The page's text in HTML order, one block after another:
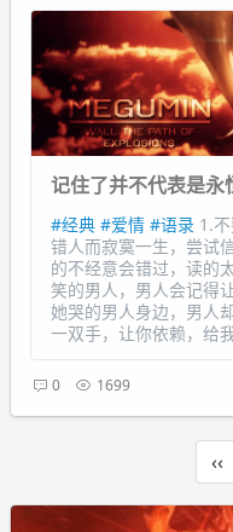
记住了并不代表是永
#经典 #爱情 #语录 1.
错人而寂寞一生，尝试
的不经意会错过，读的
笑的男人，男人会记得
她哭的男人身边，男人
一双手，让你依赖，给
0 1699
‹‹